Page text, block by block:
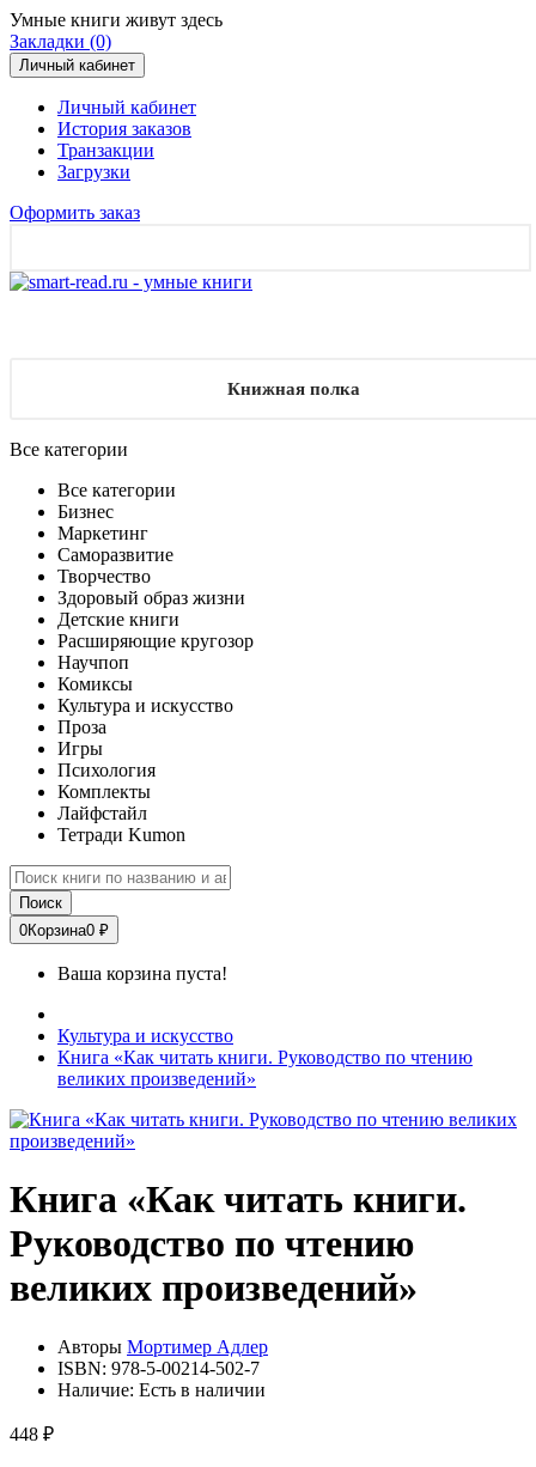
Умные книги живут здесь
Закладки (0)
Личный кабинет
Личный кабинет
История заказов
Транзакции
Загрузки
Оформить заказ
Книжная полка
Все категории
Все категории
Бизнес
Маркетинг
Саморазвитие
Творчество
Здоровый образ жизни
Детские книги
Расширяющие кругозор
Научпоп
Комиксы
Культура и искусство
Проза
Игры
Психология
Комплекты
Лайфстайл
Тетради Kumon
Поиск
0Корзина0 ₽
Ваша корзина пуста!
Культура и искусство
Книга «Как читать книги. Руководство по чтению
великих произведений»
Книга «Как читать книги.
Руководство по чтению
великих произведений»
Авторы Мортимер Адлер
ISBN: 978-5-00214-502-7
Наличие: Есть в наличии
448 ₽